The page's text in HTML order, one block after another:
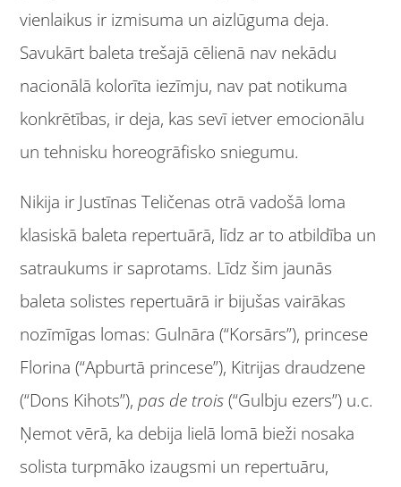
vienlaikus ir izmisuma un aizlūguma deja.
Savukārt baleta trešajā cēlienā nav nekādu
nacionālā kolorīta iezīmju, nav pat notikuma
konkrētības, ir deja, kas sevī ietver emocionālu
un tehnisku horeogrāfisko sniegumu.
Nikija ir Justīnas Teličenas otrā vadošā loma
klasiskā baleta repertuārā, līdz ar to atbildība un
satraukums ir saprotams. Līdz šim jaunās
baleta solistes repertuārā ir bijušas vairākas
nozīmīgas lomas: Gulnāra (“Korsārs”), princese
Florina (“Apburtā princese”), Kitrijas draudzene
(“Dons Kihots”),pas de trois(“Gulbju ezers”) u.c.
Ņemot vērā, ka debija lielā lomā bieži nosaka
solista turpmāko izaugsmi un repertuāru,